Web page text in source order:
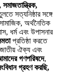
সমাজতান্ত্রিক,
সত্যনিষ্ঠার সঙ্গে
অর্থনৈতিক
ধর্ম এবং উপাসনার
প্রতিষ্ঠা করতে
ঐক্য এবং
গণপরিষদে,
গ্রহণ করছি,